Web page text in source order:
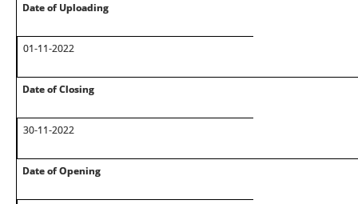
Date of Uploading
01-11-2022
Date of Closing
30-11-2022
Date of Opening